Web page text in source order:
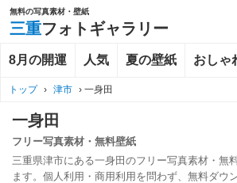
無料の写真素材・壁紙
三重フォトギャラリー
8月の開運 人気 夏の壁紙 おしゃ
トップ › 津市 › 一身田
一身田
フリー写真素材・無料壁紙
三重県津市にある一身田のフリー写真素材・無
ます。個人利用・商用利用を問わず、無料ダウ